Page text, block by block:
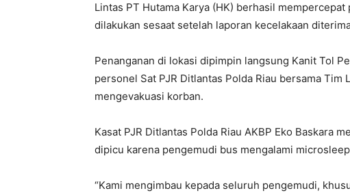
Lintas PT Hutama Karya (HK) berhasil
dilakukan sesaat setelah laporan kecelakaan
Penanganan di lokasi dipimpin langsung Kanit Tol
personel Sat PJR Ditlantas Polda Riau bersama Tim
mengevakuasi korban.
Kasat PJR Ditlantas Polda Riau AKBP Eko Baskara
dipicu karena pengemudi bus mengalami
“Kami mengimbau kepada seluruh pengemudi,